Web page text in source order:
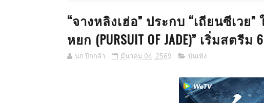
“จางหลิงเฮ่อ” ประกบ “เถียนซีเว
หยก (PURSUIT OF JADE)” เริ่มสตรี
นก ปีกกล้า มีนาคม 04, 2569 บันเทิง